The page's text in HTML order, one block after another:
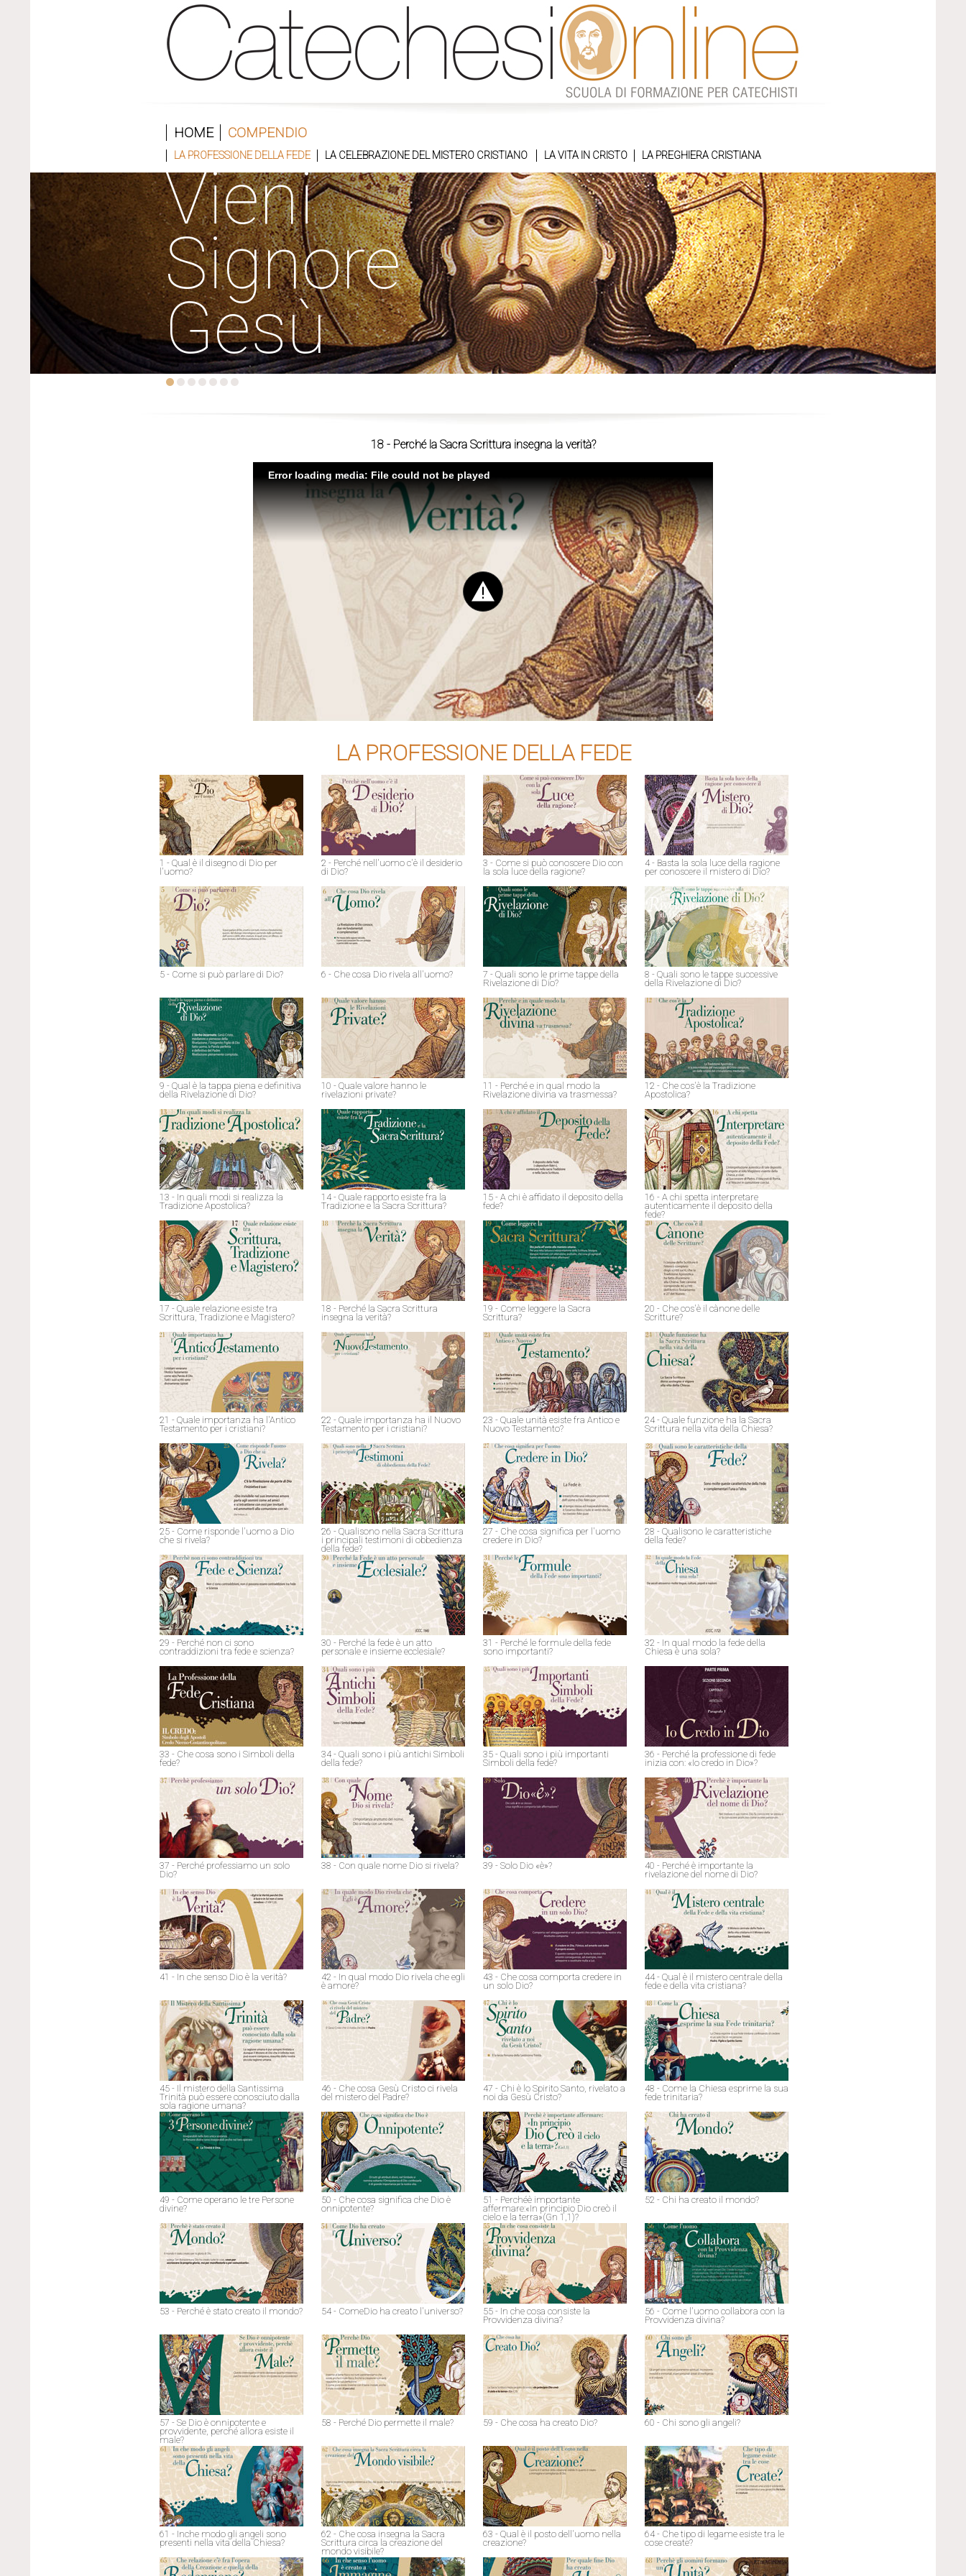
HOME COMPENDIO
LA PROFESSIONE DELLA FEDE LA CELEBRAZIONE DEL MISTERO CRISTIANO LA VITA IN CRISTO LA PREGHIERA CRISTIANA
Vieni
Signore
Gesù
18 - Perché la Sacra Scrittura insegna la verità?
Error loading media: File could not be played
LA PROFESSIONE DELLA FEDE
1 - Qual è il disegno di Dio per
l'uomo?
2 - Perché nell'uomo c'è il desiderio
di Dio?
3 - Come si può conoscere Dio con
la sola luce della ragione?
4 - Basta la sola luce della ragione
per conoscere il mistero di Dio?
5 - Come si può parlare di Dio? 6 - Che cosa Dio rivela all'uomo?
7 - Quali sono le prime tappe della
Rivelazione di Dio?
8 - Quali sono le tappe successive
della Rivelazione di Dio?
9 - Qual è la tappa piena e definitiva
della Rivelazione di Dio?
10 - Quale valore hanno le
rivelazioni private?
11 - Perché e in qual modo la
Rivelazione divina va trasmessa?
12 - Che cos'è la Tradizione
Apostolica?
13 - In quali modi si realizza la
Tradizione Apostolica?
14 - Quale rapporto esiste fra la
Tradizione e la Sacra Scrittura?
15 - A chi è affidato il deposito della
fede?
16 - A chi spetta interpretare
autenticamente il deposito della
fede?
17 - Quale relazione esiste tra
Scrittura, Tradizione e Magistero?
18 - Perché la Sacra Scrittura
insegna la verità?
19 - Come leggere la Sacra
Scrittura?
20 - Che cos'è il cànone delle
Scritture?
21 - Quale importanza ha l'Antico
Testamento per i cristiani?
22 - Quale importanza ha il Nuovo
Testamento per i cristiani?
23 - Quale unità esiste fra Antico e
Nuovo Testamento?
24 - Quale funzione ha la Sacra
Scrittura nella vita della Chiesa?
25 - Come risponde l'uomo a Dio
che si rivela?
26 - Qualisono nella Sacra Scrittura
i principali testimoni di obbedienza
della fede?
27 - Che cosa significa per l'uomo
credere in Dio?
28 - Qualisono le caratteristiche
della fede?
29 - Perché non ci sono
contraddizioni tra fede e scienza?
30 - Perché la fede è un atto
personale e insieme ecclesiale?
31 - Perché le formule della fede
sono importanti?
32 - In qual modo la fede della
Chiesa è una sola?
33 - Che cosa sono i Simboli della
fede?
34 - Quali sono i più antichi Simboli
della fede?
35 - Quali sono i più importanti
Simboli della fede?
36 - Perché la professione di fede
inizia con: «Io credo in Dio»?
37 - Perché professiamo un solo
Dio?
38 - Con quale nome Dio si rivela? 39 - Solo Dio «è»?
40 - Perché è importante la
rivelazione del nome di Dio?
41 - In che senso Dio è la verità?
42 - In qual modo Dio rivela che egli
è amore?
43 - Che cosa comporta credere in
un solo Dio?
44 - Qual è il mistero centrale della
fede e della vita cristiana?
45 - Il mistero della Santissima
Trinità può essere conosciuto dalla
sola ragione umana?
46 - Che cosa Gesù Cristo ci rivela
del mistero del Padre?
47 - Chi è lo Spirito Santo, rivelato a
noi da Gesù Cristo?
48 - Come la Chiesa esprime la sua
fede trinitaria?
49 - Come operano le tre Persone
divine?
50 - Che cosa significa che Dio è
onnipotente?
51 - Perchéè importante
affermare:«In principio Dio creò il
cielo e la terra»(Gn 1,1)?
52 - Chi ha creato il mondo?
53 - Perché è stato creato il mondo? 54 - ComeDio ha creato l'universo?
55 - In che cosa consiste la
Provvidenza divina?
56 - Come l'uomo collabora con la
Provvidenza divina?
57 - Se Dio è onnipotente e
provvidente, perché allora esiste il
male?
58 - Perché Dio permette il male? 59 - Che cosa ha creato Dio? 60 - Chi sono gli angeli?
61 - Inche modo gli angeli sono
presenti nella vita della Chiesa?
62 - Che cosa insegna la Sacra
Scrittura circa la creazione del
mondo visibile?
63 - Qual è il posto dell'uomo nella
creazione?
64 - Che tipo di legame esiste tra le
cose create?